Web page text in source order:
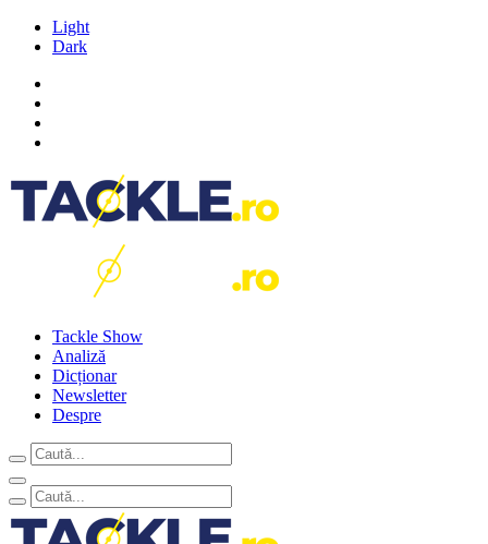
Light
Dark
Tackle Show
Analiză
Dicționar
Newsletter
Despre